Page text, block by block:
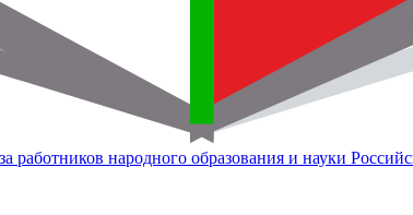
работников народного образования и науки